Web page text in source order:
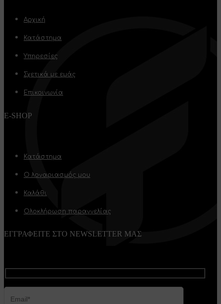
Αρχική
Κατάστημα
Υπηρεσίες
Σχετικά με εμάς
Επικοινωνία
E-SHOP
Κατάστημα
Ο λογαριασμός μου
Καλάθι
Ολοκλήρωση παραγγελίας
ΕΓΓΡΑΦΕΙΤΕ ΣΤΟ NEWSLETTER ΜΑΣ